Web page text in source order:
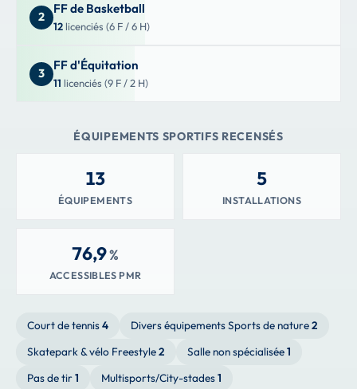
2
FF de Basketball
12 licenciés (6 F / 6 H)
3
FF d'Équitation
11 licenciés (9 F / 2 H)
ÉQUIPEMENTS SPORTIFS RECENSÉS
13
ÉQUIPEMENTS
5
INSTALLATIONS
76,9%
ACCESSIBLES PMR
Court de tennis4 Divers équipements Sports de nature2
Skatepark & vélo Freestyle2 Salle non spécialisée1
Pas de tir1 Multisports/City-stades1